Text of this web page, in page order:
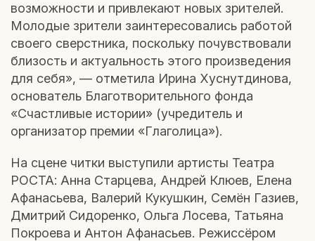
возможности и привлекают новых зрителей.
Молодые зрители заинтересовались работой
своего сверстника, поскольку почувствовали
близость и актуальность этого произведения
для себя», — отметила Ирина Хуснутдинова,
основатель Благотворительного фонда
«Счастливые истории» (учредитель и
организатор премии «Глаголица»).
На сцене читки выступили артисты Театра
РОСТА: Анна Старцева, Андрей Клюев, Елена
Афанасьева, Валерий Кукушкин, Семён Газиев,
Дмитрий Сидоренко, Ольга Лосева, Татьяна
Покроева и Антон Афанасьев. Режиссёром